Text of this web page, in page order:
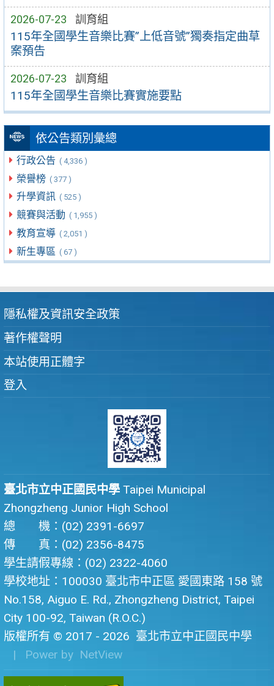
2026-07-23 訓育組
115年全國學生音樂比賽”上低音號”獨奏指定曲草
案預告
2026-07-23 訓育組
115年全國學生音樂比賽實施要點
依公告類別彙總
行政公告 ( 4,336 )
榮譽榜 ( 377 )
升學資訊 ( 525 )
競賽與活動 ( 1,955 )
教育宣導 ( 2,051 )
新生專區 ( 67 )
隱私權及資訊安全政策
著作權聲明
本站使用正體字
登入
臺北市立中正國民中學 Taipei Municipal
Zhongzheng Junior High School
總 機：(02) 2391-6697
傳 真：(02) 2356-8475
學生請假專線：(02) 2322-4060
學校地址：100030 臺北市中正區 愛國東路 158 號
No.158, Aiguo E. Rd., Zhongzheng District, Taipei
City 100-92, Taiwan (R.O.C.)
版權所有 © 2017 - 2026 臺北市立中正國民中學
| Power by NetView